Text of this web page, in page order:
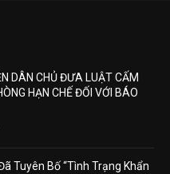
DÂN CHỦ ĐƯA LUẬT CẤM
HẠN CHẾ ĐỐI VỚI BÁO
Tuyên Bố “Tình Trạng Khẩn